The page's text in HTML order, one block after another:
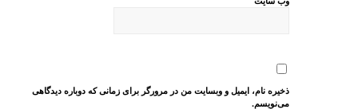
ذخیره نام، ایمیل و وبسایت من در مرورگر برای زمانی که دوباره دیدگاهی
می‌نویسم.